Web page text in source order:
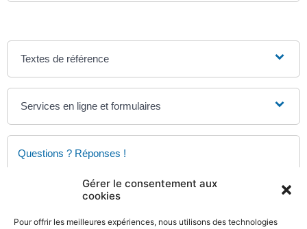
Gérer le consentement aux
cookies
Pour offrir les meilleures expériences, nous utilisons des technologies
Textes de référence
Services en ligne et formulaires
Questions ? Réponses !
Comment calculer l'ancienneté pour le montant de
l'indemnité de licenciement ?